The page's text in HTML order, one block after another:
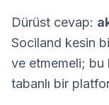
Dürüst cevap:
Sociland kesin
ve etmemeli; bu
tabanlı bir